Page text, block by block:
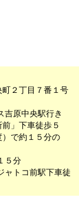
２丁目７番１号
吉原中央駅行き
」下車徒歩５
で約１５分の
５分
ャトコ前駅下車徒